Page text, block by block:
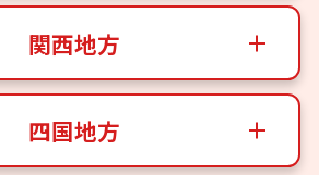
関西地方
四国地方